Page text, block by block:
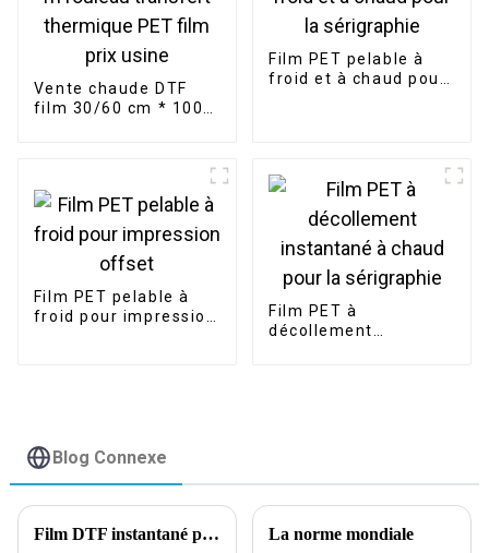
Vente chaude DTF
film 30/60 cm * 100
Film PET pelable à
froid et à chaud pour
Film PET pelable à
froid pour impression
Film PET à
décollement
Blog Connexe
Film DTF instantané pelable à chaud pour impression numérique. La norme mondiale